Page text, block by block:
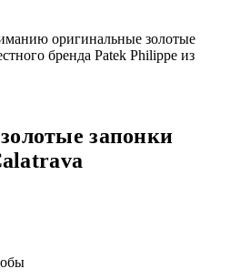
запонки
оригинальные золотые
бренда Patek Philippe из